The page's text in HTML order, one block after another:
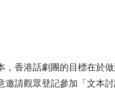
香港話劇團的目標在於
請觀眾登記參加「文本